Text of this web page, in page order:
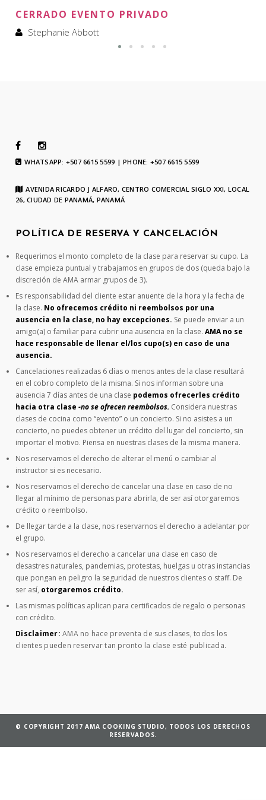
CERRADO EVENTO PRIVADO
Stephanie Abbott
WHATSAPP: +507 6615 5599 | PHONE: +507 6615 5599
AVENIDA RICARDO J ALFARO, CENTRO COMERCIAL SIGLO XXI, LOCAL
26, CIUDAD DE PANAMÁ, PANAMÁ
POLÍTICA DE RESERVA Y CANCELACIÓN
Requerimos el monto completo de la clase para reservar su cupo. La
clase empieza puntual y trabajamos en grupos de dos (queda bajo la
discreción de AMA armar grupos de 3).
Es responsabilidad del cliente estar anuente de la hora y la fecha de
la clase. No ofrecemos crédito ni reembolsos por una
ausencia en la clase, no hay excepciones. Se puede enviar a un
amigo(a) o familiar para cubrir una ausencia en la clase.AMA no se
hace responsable de llenar el/los cupo(s) en caso de una
ausencia.
Cancelaciones realizadas 6 días o menos antes de la clase resultará
en el cobro completo de la misma. Si nos informan sobre una
ausencia 7 días antes de una clase podemos ofrecerles crédito
hacia otra clase-no se ofrecen reembolsos. Considera nuestras
clases de cocina como “evento” o un concierto. Si no asistes a un
concierto, no puedes obtener un crédito del lugar del concierto, sin
importar el motivo. Piensa en nuestras clases de la misma manera.
Nos reservamos el derecho de alterar el menú o cambiar al
instructor si es necesario.
Nos reservamos el derecho de cancelar una clase en caso de no
llegar al mínimo de personas para abrirla, de ser así otorgaremos
crédito o reembolso.
De llegar tarde a la clase, nos reservarnos el derecho a adelantar por
el grupo.
Nos reservamos el derecho a cancelar una clase en caso de
desastres naturales, pandemias, protestas, huelgas u otras instancias
que pongan en peligro la seguridad de nuestros clientes o staff. De
ser así, otorgaremos crédito.
Las mismas políticas aplican para certificados de regalo o personas
con crédito.
Disclaimer: AMA no hace preventa de sus clases, todos los
clientes pueden reservar tan pronto la clase esté publicada.
© COPYRIGHT 2017 AMA COOKING STUDIO, TODOS LOS DERECHOS
RESERVADOS.